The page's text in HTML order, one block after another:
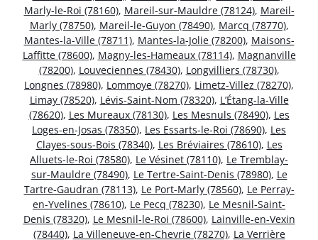
Marly-le-Roi (78160), Mareil-sur-Mauldre (78124), Mareil-
Marly (78750), Mareil-le-Guyon (78490), Marcq (78770),
Mantes-la-Ville (78711), Mantes-la-Jolie (78200), Maisons-
Laffitte (78600), Magny-les-Hameaux (78114), Magnanville
(78200), Louveciennes (78430), Longvilliers (78730),
Longnes (78980), Lommoye (78270), Limetz-Villez (78270),
Limay (78520), Lévis-Saint-Nom (78320), L’Étang-la-Ville
(78620), Les Mureaux (78130), Les Mesnuls (78490), Les
Loges-en-Josas (78350), Les Essarts-le-Roi (78690), Les
Clayes-sous-Bois (78340), Les Bréviaires (78610), Les
Alluets-le-Roi (78580), Le Vésinet (78110), Le Tremblay-
sur-Mauldre (78490), Le Tertre-Saint-Denis (78980), Le
Tartre-Gaudran (78113), Le Port-Marly (78560), Le Perray-
en-Yvelines (78610), Le Pecq (78230), Le Mesnil-Saint-
Denis (78320), Le Mesnil-le-Roi (78600), Lainville-en-Vexin
(78440), La Villeneuve-en-Chevrie (78270), La Verrière